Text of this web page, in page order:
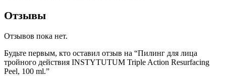
Отзывы
Отзывов пока нет.
Будьте первым, кто оставил отзыв на “Пилинг для лица
тройного действия INSTYTUTUM Triple Action Resurfacing
Peel, 100 ml.”